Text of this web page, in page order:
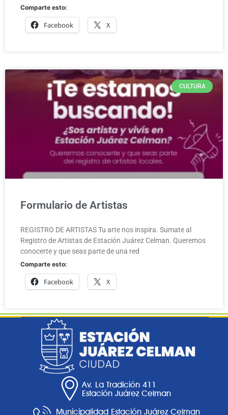
Comparte esto:
Facebook X
CULTURA
Formulario de Artistas
REGISTRO DE ARTISTAS Tu arte nos inspira. Sumate al
Registro de Artistas de Estación Juárez Celman. Queremos
conocerte y que seas parte de una red
Comparte esto:
Facebook X
Av. La Tradición 411
Estación Juárez Celman
Municipalidad Estación Juárez Celman